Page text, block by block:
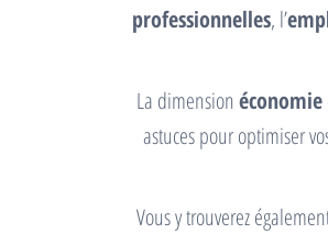
professionnelles, l’
La dimension économie
astuces pour optimiser
Vous y trouverez